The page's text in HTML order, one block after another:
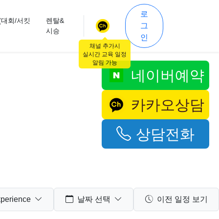
회/서킷
렌탈&
시승
로
그
인
네이버예약
카카오상담
상담전화
날짜 선택 이전 일정 보기
채널 추가시
실시간 교육 일정
알림 가능